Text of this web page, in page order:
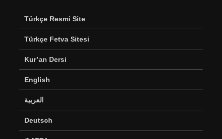
Türkçe Resmi Site
Türkçe Fetva Sitesi
Kur’an Dersi
English
العربية
Deutsch